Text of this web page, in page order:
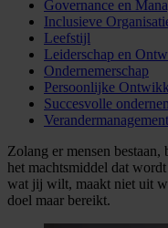
Governance en
Inclusieve
Leefstijl
Leiderschap en
Ondernemerschap
Persoonlijke
Succesvolle
Verandermanagement
Zolang er mensen
het machtsmiddel dat
wat jij wilt, maakt niet uit
doel maar bereikt.